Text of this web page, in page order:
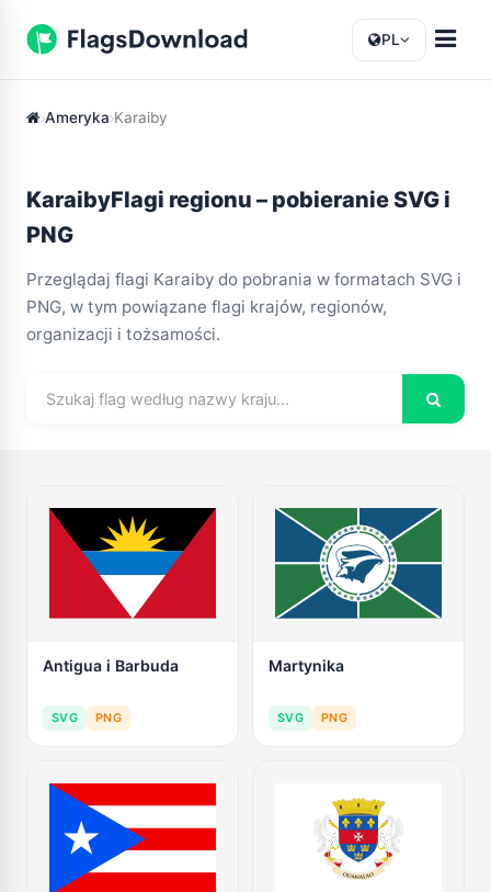
PL
Ameryka Karaiby
KaraibyFlagi regionu – pobieranie SVG i
PNG
Przeglądaj flagi Karaiby do pobrania w formatach SVG i
PNG, w tym powiązane flagi krajów, regionów,
organizacji i tożsamości.
Antigua i Barbuda
SVG PNG
Martynika
SVG PNG